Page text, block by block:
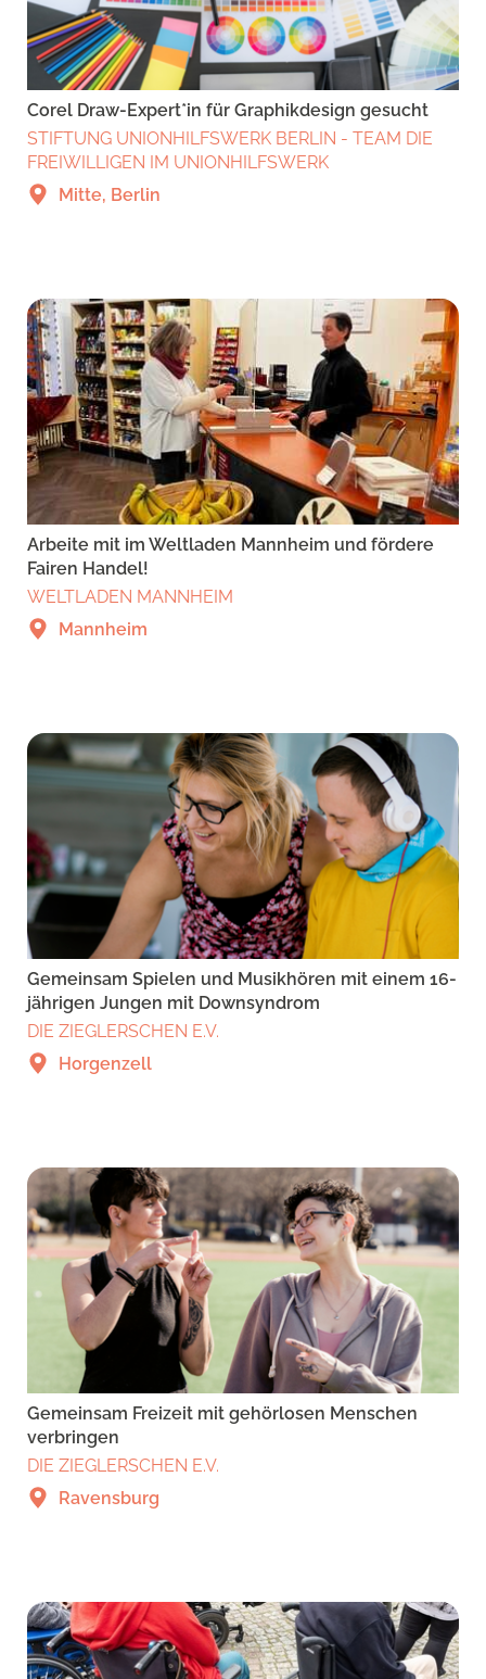
Corel Draw-Expert*in für Graphikdesign gesucht
STIFTUNG UNIONHILFSWERK BERLIN - TEAM DIE
FREIWILLIGEN IM UNIONHILFSWERK
Mitte, Berlin
Arbeite mit im Weltladen Mannheim und fördere
Fairen Handel!
WELTLADEN MANNHEIM
Mannheim
Gemeinsam Spielen und Musikhören mit einem 16-
jährigen Jungen mit Downsyndrom
DIE ZIEGLERSCHEN E.V.
Horgenzell
Gemeinsam Freizeit mit gehörlosen Menschen
verbringen
DIE ZIEGLERSCHEN E.V.
Ravensburg